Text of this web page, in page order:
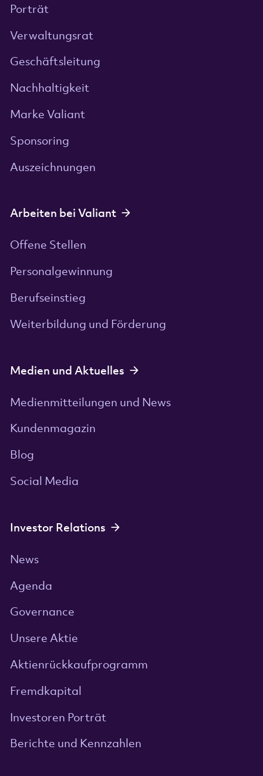
Porträt
Verwaltungsrat
Geschäftsleitung
Nachhaltigkeit
Marke Valiant
Sponsoring
Auszeichnungen
Arbeiten bei Valiant
Offene Stellen
Personalgewinnung
Berufseinstieg
Weiterbildung und Förderung
Medien und Aktuelles
Medienmitteilungen und News
Kundenmagazin
Blog
Social Media
Investor Relations
News
Agenda
Governance
Unsere Aktie
Aktienrückkaufprogramm
Fremdkapital
Investoren Porträt
Berichte und Kennzahlen